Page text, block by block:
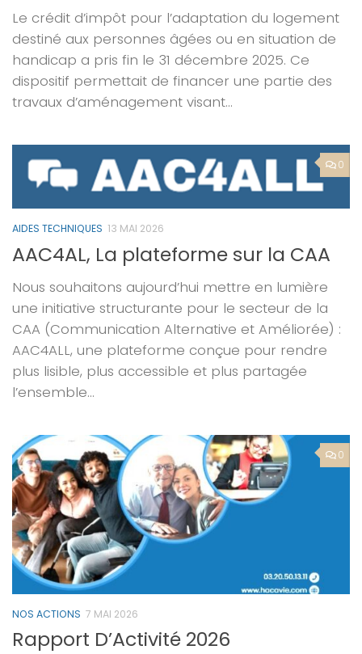
Le crédit d’impôt pour l’adaptation du logement
destiné aux personnes âgées ou en situation de
handicap a pris fin le 31 décembre 2025. Ce
dispositif permettait de financer une partie des
travaux d’aménagement visant...
0
AIDES TECHNIQUES 13 MAI 2026
AAC4AL, La plateforme sur la CAA
Nous souhaitons aujourd’hui mettre en lumière
une initiative structurante pour le secteur de la
CAA (Communication Alternative et Améliorée) :
AAC4ALL, une plateforme conçue pour rendre
plus lisible, plus accessible et plus partagée
l’ensemble...
0
NOS ACTIONS 7 MAI 2026
Rapport D’Activité 2026